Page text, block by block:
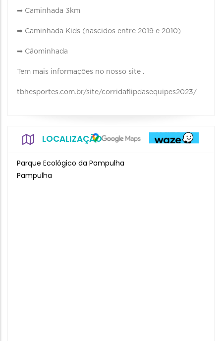
➡ Caminhada 3km
➡ Caminhada Kids (nascidos entre 2019 e 2010)
➡ Cãominhada
Tem mais informações no nosso site .
tbhesportes.com.br/site/corridaflipdasequipes2023/
LOCALIZAÇÃO
Parque Ecológico da Pampulha
Pampulha